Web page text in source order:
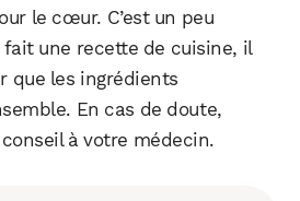
le cœur. C’est un peu
fait une recette de cuisine, il
que les ingrédients
En cas de doute,
à votre médecin.